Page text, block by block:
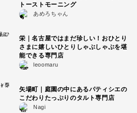
トーストモーニング
あめろちゃん
栄｜名古屋ではまだ珍しい！おひとり
さまに嬉しいひとりしゃぶしゃぶを堪
能できる専門店
leoomaru
矢場町｜庭園の中にあるパティシエの
こだわりたっぷりのタルト専門店
Nagi